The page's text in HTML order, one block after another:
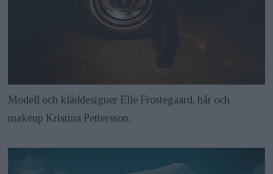
Modell och kläddesigner Elle Frostegaard, hår och
makeup Kristina Pettersson.